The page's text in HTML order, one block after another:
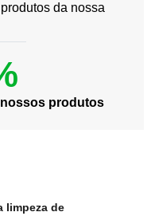
da nossa
produtos
limpeza de